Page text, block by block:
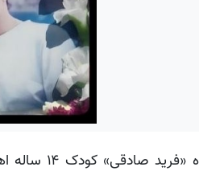
به گزارش